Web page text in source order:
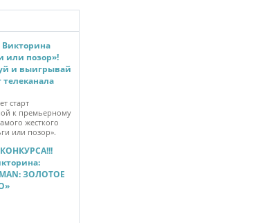
или позор»!
и выигрывай
телеканала
старт
к премьерному
жесткого
или позор».
ЗОЛОТОЕ